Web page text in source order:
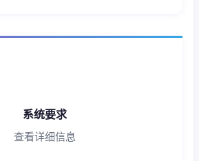
系统要求
查看详细信息